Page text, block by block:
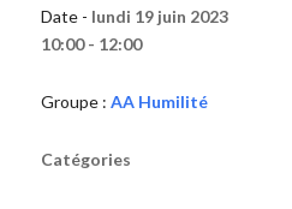
Date - lundi 19 juin 2023
10:00 - 12:00
Groupe : AA Humilité
Catégories